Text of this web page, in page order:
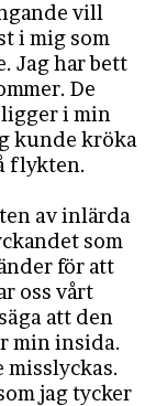
vill
i mig som
Jag har bett
De
i min
kunde kröka
flykten.
av inlärda
som
för att
oss vårt
att den
min insida.
misslyckas.
jag tycker